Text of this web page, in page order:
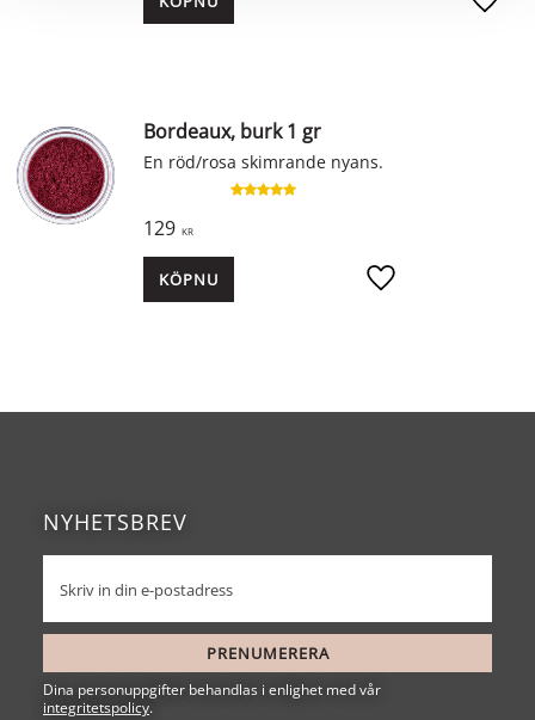
Lägg
Bordeaux, burk 1 gr
En röd/rosa skimrande nyans.
129 KR
Lägg till i favoriter
KÖP
NYHETSBREV
PRENUMERERA
Dina personuppgifter behandlas i enlighet med vår
integritetspolicy.